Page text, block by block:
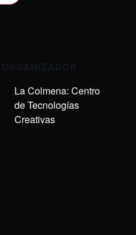
ORGANIZADOR
La Colmena: Centro
de Tecnologías
Creativas